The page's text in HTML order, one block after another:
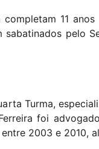
11
pelo
Turma,
foi
2003 e 2010,